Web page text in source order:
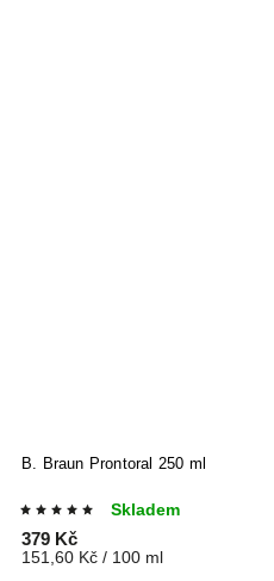
B. Braun Prontoral 250 ml
Skladem
379 Kč
151,60 Kč / 100 ml